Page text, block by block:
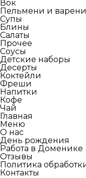
Вок
Пельмени и
Супы
Блины
Салаты
Прочее
Соусы
Детские наборы
Десерты
Коктейли
Фреши
Напитки
Кофе
Чай
Главная
Меню
О нас
День рождения
Работа в Доменике
Отзывы
Политика
Контакты